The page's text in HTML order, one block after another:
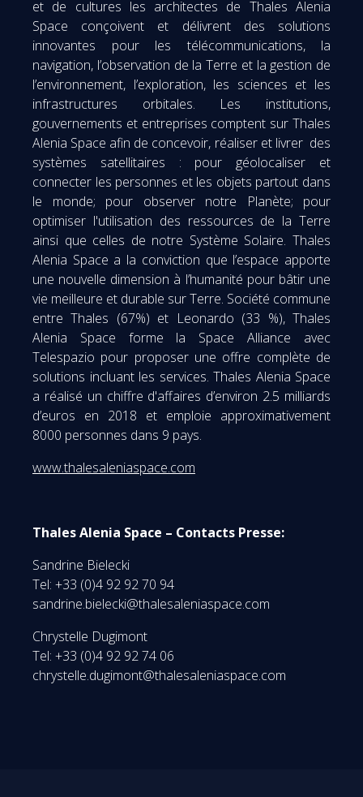
et de cultures les architectes de Thales Alenia
Space conçoivent et délivrent des solutions
innovantes pour les télécommunications, la
navigation, l’observation de la Terre et la gestion de
l’environnement, l’exploration, les sciences et les
infrastructures orbitales. Les institutions,
gouvernements et entreprises comptent sur Thales
Alenia Space afin de concevoir, réaliser et livrer des
systèmes satellitaires : pour géolocaliser et
connecter les personnes et les objets partout dans
le monde; pour observer notre Planète; pour
optimiser l'utilisation des ressources de la Terre
ainsi que celles de notre Système Solaire. Thales
Alenia Space a la conviction que l’espace apporte
une nouvelle dimension à l’humanité pour bâtir une
vie meilleure et durable sur Terre. Société commune
entre Thales (67%) et Leonardo (33 %), Thales
Alenia Space forme la Space Alliance avec
Telespazio pour proposer une offre complète de
solutions incluant les services. Thales Alenia Space
a réalisé un chiffre d'affaires d’environ 2.5 milliards
d’euros en 2018 et emploie approximativement
8000 personnes dans 9 pays.
www.thalesaleniaspace.com
Thales Alenia Space – Contacts Presse:
Sandrine Bielecki
Tel: +33 (0)4 92 92 70 94
sandrine.bielecki@thalesaleniaspace.com
Chrystelle Dugimont
Tel: +33 (0)4 92 92 74 06
chrystelle.dugimont@thalesaleniaspace.com